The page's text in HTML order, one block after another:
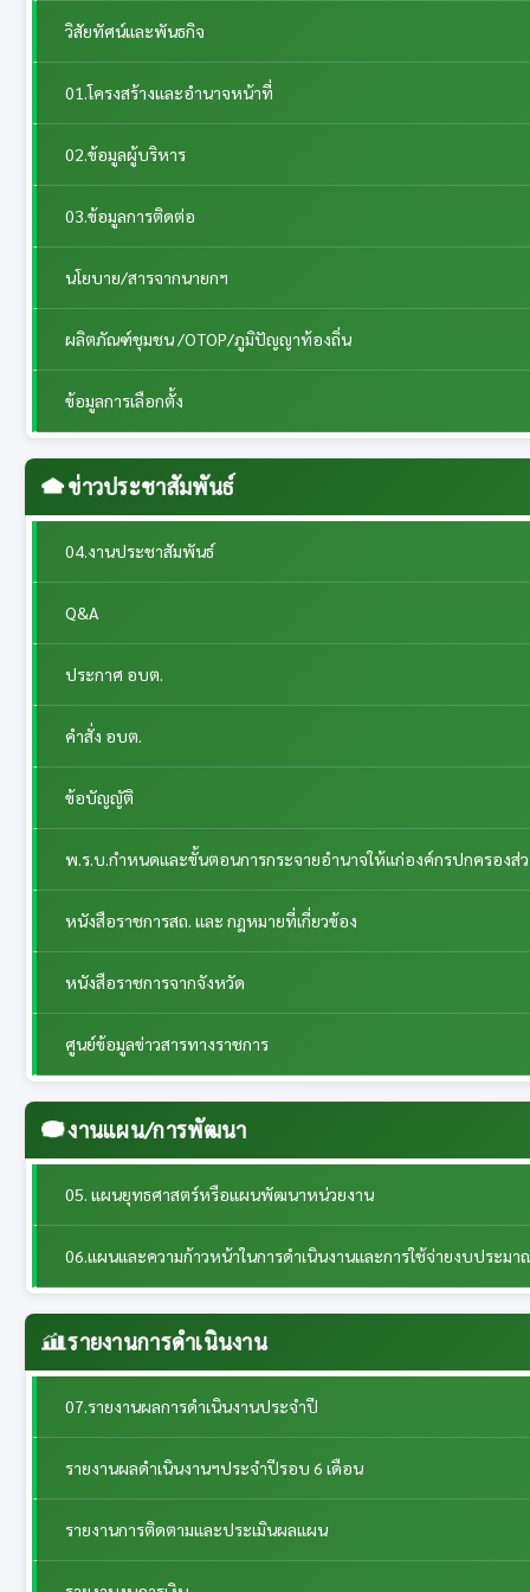
วิสัยทัศน์และพันธกิจ
01.โครงสร้างและอำนาจหน้าที่
02.ข้อมูลผู้บริหาร
03.ข้อมูลการติดต่อ
นโยบาย/สารจากนายกฯ
ผลิตภัณฑ์ชุมชน /OTOP/ภูมิปัญญาท้องถิ่น
ข้อมูลการเลือกตั้ง
ข่าวประชาสัมพันธ์
04.งานประชาสัมพันธ์
Q&A
ประกาศ อบต.
คำสั่ง อบต.
ข้อบัญญัติ
พ.ร.บ.กำหนดและขั้นตอนการกระจายอำนาจให้แก่องค์กรปกครอง
หนังสือราชการสถ. และ กฎหมายที่เกี่ยวข้อง
หนังสือราชการจากจังหวัด
ศูนย์ข้อมูลข่าวสารทางราชการ
งานแผน/การพัฒนา
05. แผนยุทธศาสตร์หรือแผนพัฒนาหน่วยงาน
06.แผนและความก้าวหน้าในการดำเนินงานและการใช้จ่ายงบประมา
รายงานการดำเนินงาน
07.รายงานผลการดำเนินงานประจำปี
รายงานผลดำเนินงานฯประจำปีรอบ 6 เดือน
รายงานการติดตามและประเมินผลแผน